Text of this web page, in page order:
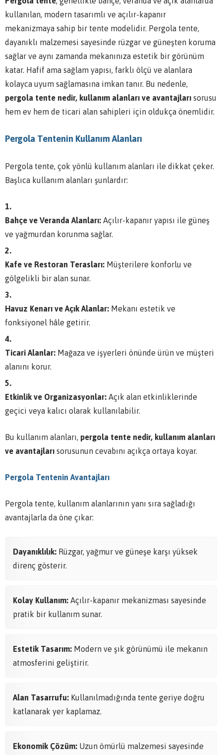
kullanılan, modern tasarımlı ve açılır-kapanır
mekanizmaya sahip bir tente modelidir. Pergola tente,
dayanıklı malzemesi sayesinde rüzgar ve güneşten koruma
sağlar ve aynı zamanda mekanınıza estetik bir görünüm
katar. Hafif ama sağlam yapısı, farklı ölçü ve alanlara
kolayca uyum sağlamasına imkan tanır. Bu nedenle,
pergola tente nedir, kullanım alanları ve avantajları sorusu
hem ev hem de ticari alan sahipleri için oldukça önemlidir.
Pergola Tentenin Kullanım Alanları
Pergola tente, çok yönlü kullanım alanları ile dikkat çeker.
Başlıca kullanım alanları şunlardır:
Bahçe ve Veranda Alanları: Açılır-kapanır yapısı ile güneş
ve yağmurdan korunma sağlar.
Kafe ve Restoran Terasları: Müşterilere konforlu ve
gölgelikli bir alan sunar.
Havuz Kenarı ve Açık Alanlar: Mekanı estetik ve
fonksiyonel hâle getirir.
Ticari Alanlar: Mağaza ve işyerleri önünde ürün ve müşteri
alanını korur.
Etkinlik ve Organizasyonlar: Açık alan etkinliklerinde
geçici veya kalıcı olarak kullanılabilir.
Bu kullanım alanları, pergola tente nedir, kullanım alanları
ve avantajları sorusunun cevabını açıkça ortaya koyar.
Pergola Tentenin Avantajları
Pergola tente, kullanım alanlarının yanı sıra sağladığı
avantajlarla da öne çıkar:
Dayanıklılık: Rüzgar, yağmur ve güneşe karşı yüksek
direnç gösterir.
Kolay Kullanım: Açılır-kapanır mekanizması sayesinde
pratik bir kullanım sunar.
Estetik Tasarım: Modern ve şık görünümü ile mekanın
atmosferini geliştirir.
Alan Tasarrufu: Kullanılmadığında tente geriye doğru
katlanarak yer kaplamaz.
Ekonomik Çözüm: Uzun ömürlü malzemesi sayesinde